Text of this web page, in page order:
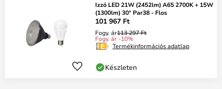
Izzó LED 21W (2452lm) A65 2700K + 15W
(1300lm) 30° Par38 - Flos
101 967 Ft
Fogy. ár113 297 Ft
Fogy. ár -10%
Termékinformációs adatlap
Készleten